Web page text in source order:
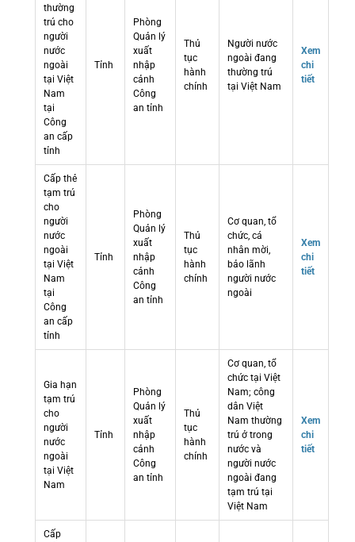
thường
trú cho
người
nước
ngoài
tại Việt
Nam
tại
Công
an cấp
tỉnh
Tỉnh
Phòng
Quản lý
xuất
nhập
cảnh
Công
an tỉnh
Thủ
tục
hành
chính
Người nước
ngoài đang
thường trú
tại Việt Nam
Xem
chi
tiết
Cấp thẻ
tạm trú
cho
người
nước
ngoài
tại Việt
Nam
tại
Công
an cấp
tỉnh
Tỉnh
Phòng
Quản lý
xuất
nhập
cảnh
Công
an tỉnh
Thủ
tục
hành
chính
Cơ quan, tổ
chức, cá
nhân mời,
bảo lãnh
người nước
ngoài
Xem
chi
tiết
Gia hạn
tạm trú
cho
người
nước
ngoài
tại Việt
Nam
Tỉnh
Phòng
Quản lý
xuất
nhập
cảnh
Công
an tỉnh
Thủ
tục
hành
chính
Cơ quan, tổ
chức tại Việt
Nam; công
dân Việt
Nam thường
trú ở trong
nước và
người nước
ngoài đang
tạm trú tại
Việt Nam
Xem
chi
tiết
Cấp